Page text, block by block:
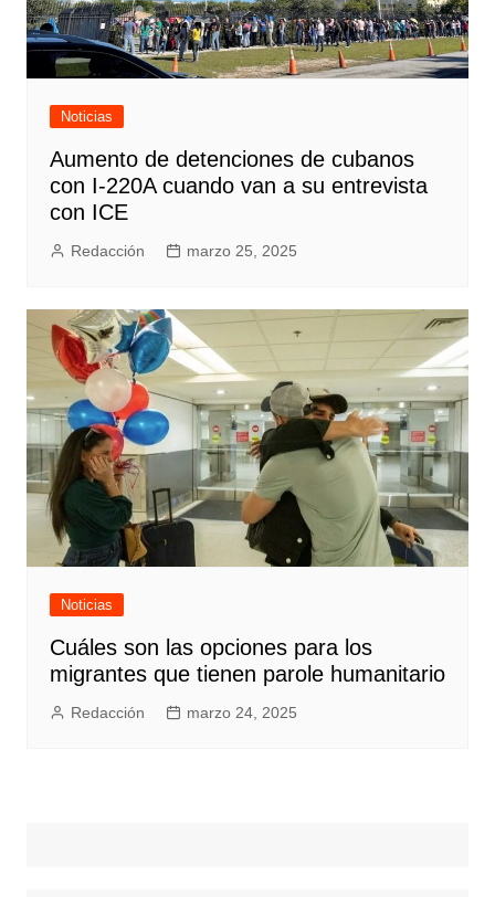
Noticias
Aumento de detenciones de cubanos
con I-220A cuando van a su entrevista
con ICE
Redacción marzo 25, 2025
Noticias
Cuáles son las opciones para los
migrantes que tienen parole humanitario
Redacción marzo 24, 2025